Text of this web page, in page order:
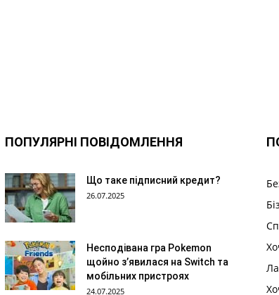
ПОПУЛЯРНІ ПОВІДОМЛЕННЯ
Що таке підписний кредит?
26.07.2025
Несподівана гра Pokemon
щойно з’явилася на Switch та
мобільних пристроях
24.07.2025